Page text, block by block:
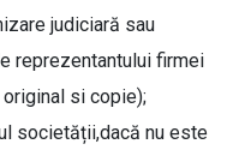
judiciară sau
reprezentantului firmei
si copie);
societății,dacă nu este